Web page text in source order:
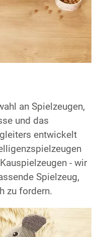
an Spielzeugen,
und das
entwickelt
- wir
Spielzeug,
zu fordern.